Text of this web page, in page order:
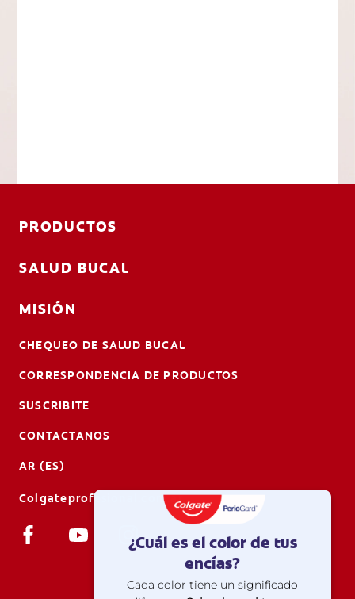
PRODUCTOS
SALUD BUCAL
MISIÓN
CHEQUEO DE SALUD BUCAL
CORRESPONDENCIA DE PRODUCTOS
SUSCRIBITE
CONTACTANOS
AR (ES)
Colgateprofesional.com.ar